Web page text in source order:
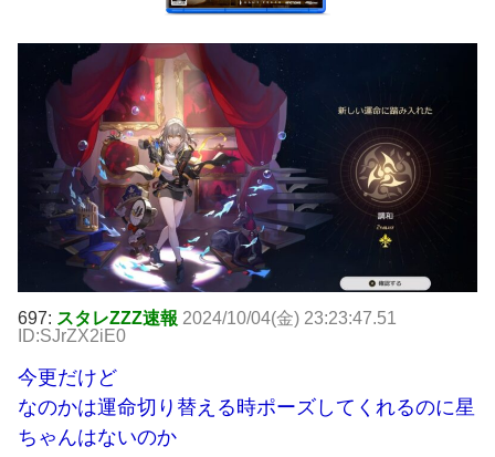
697: スタレZZZ速報 2024/10/04(金) 23:23:47.51
ID:SJrZX2iE0
今更だけど
なのかは運命切り替える時ポーズしてくれるのに星
ちゃんはないのか